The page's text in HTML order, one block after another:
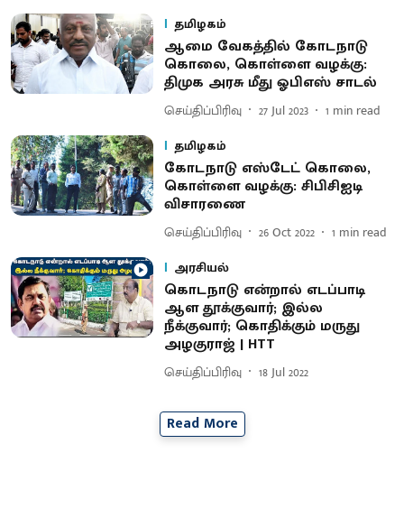
தமிழகம்
ஆமை வேகத்தில் கோடநாடு
கொலை, கொள்ளை வழக்கு:
திமுக அரசு மீது ஓபிஎஸ் சாடல்
செய்திப்பிரிவு 27 Jul 2023 1 min read
தமிழகம்
கோடநாடு எஸ்டேட் கொலை,
கொள்ளை வழக்கு: சிபிசிஐடி
விசாரணை
செய்திப்பிரிவு 26 Oct 2022 1 min read
அரசியல்
கொடநாடு என்றால் எடப்பாடி
ஆள தூக்குவார்; இல்ல
நீக்குவார்; கொதிக்கும் மருது
அழகுராஜ் | HTT
செய்திப்பிரிவு 18 Jul 2022
Read More